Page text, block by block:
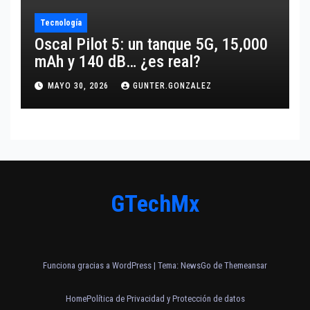
Tecnología
Oscal Pilot 5: un tanque 5G, 15,000
mAh y 140 dB… ¿es real?
MAYO 30, 2026 GUNTER.GONZALEZ
GTechMx
Funciona gracias a WordPress | Tema: NewsGo de Themeansar
HomePolítica de Privacidad y Protección de datos